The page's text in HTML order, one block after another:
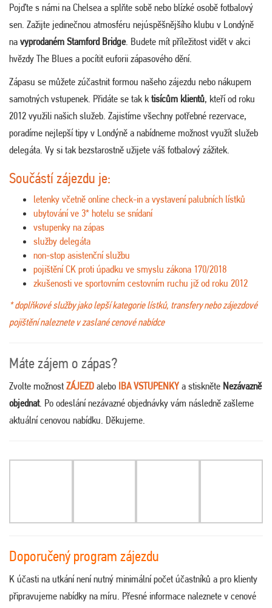
Pojďte s námi na Chelsea a splňte sobě nebo blízké osobě fotbalový
sen. Zažijte jedinečnou atmosféru nejúspěšnějšího klubu v Londýně
na vyprodaném Stamford Bridge. Budete mít příležitost vidět v akci
hvězdy The Blues a pocítit euforii zápasového dění.
Zápasu se můžete zúčastnit formou našeho zájezdu nebo nákupem
samotných vstupenek. Přidáte se tak ktisícům klientů, kteří od roku
2012 využili našich služeb. Zajistíme všechny potřebné rezervace,
poradíme nejlepší tipy v Londýně a nabídneme možnost využít služeb
delegáta. Vy si tak bezstarostně užijete váš fotbalový zážitek.
Součástí zájezdu je:
letenky včetně online check-in a vystavení palubních lístků
ubytování ve 3* hotelu se snídaní
vstupenky na zápas
služby delegáta
non-stop asistenční službu
pojištění CK proti úpadku ve smyslu zákona 170/2018
zkušenosti ve sportovním cestovním ruchu již od roku 2012
* doplňkové služby jako lepší kategorie lístků, transfery nebo zájezdové
pojištění naleznete v zaslané cenové nabídce
Máte zájem o zápas?
Zvolte možnost ZÁJEZD alebo IBA VSTUPENKY a stiskněte Nezávazně
objednat. Po odeslání nezávazné objednávky vám následně zašleme
aktuální cenovou nabídku. Děkujeme.
Doporučený program zájezdu
K účasti na utkání není nutný minimální počet účastníků a pro klienty
připravujeme nabídky na míru. Přesné informace naleznete v cenové